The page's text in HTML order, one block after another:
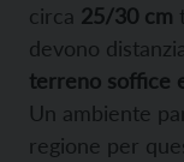
circa 25/30 cm
devono
terreno soffice
Un ambiente
regione per